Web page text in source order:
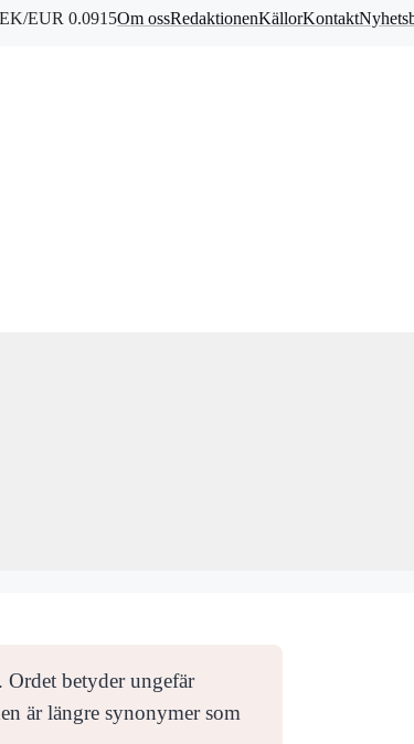
EUR 0.0915Om ossRedaktionenKällorKontakt
Ordet betyder ungefär
är längre synonymer som